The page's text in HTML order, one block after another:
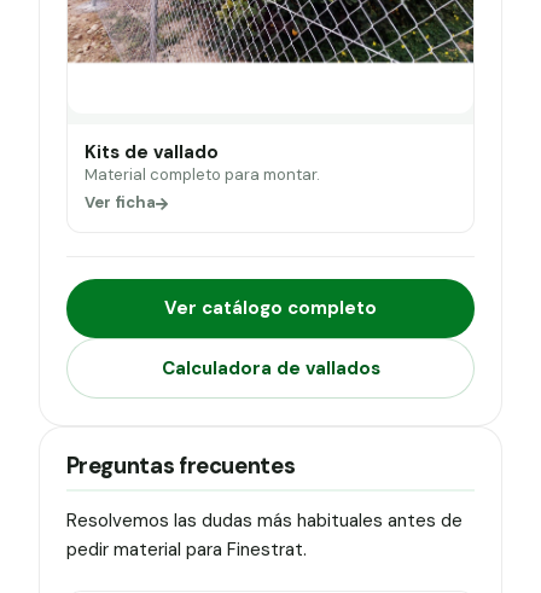
Kits de vallado
Material completo para montar.
Ver ficha
Ver catálogo completo
Calculadora de vallados
Preguntas frecuentes
Resolvemos las dudas más habituales antes de
pedir material para Finestrat.